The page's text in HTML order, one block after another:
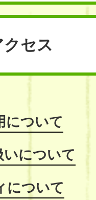
セス
について
について
について